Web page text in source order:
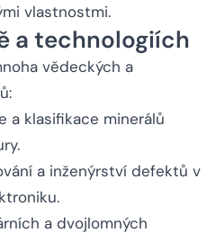
vlastnostmi.
a technologiích
vědeckých a
a klasifikace minerálů
a inženýrství defektů v
a dvojlomných